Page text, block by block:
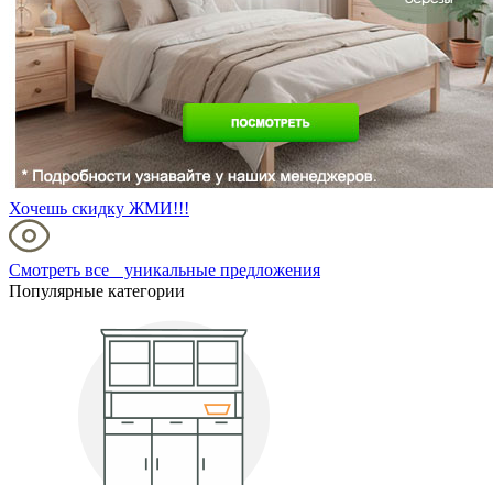
Хочешь скидку ЖМИ!!!
Смотреть все уникальные предложения
Популярные категории